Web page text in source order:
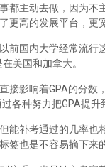
都主动去做，因为
更高的发展平台，更
国内大学经常流
美国和加拿大。
影响着GPA的分
各种努力把GPA提升
能补考通过的几率
签也是不容易摘下来的